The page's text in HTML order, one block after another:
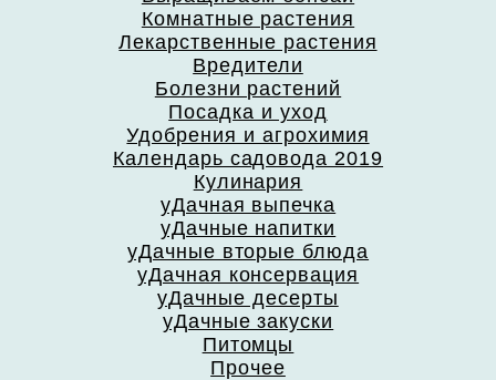
Комнатные растения
Лекарственные растения
Вредители
Болезни растений
Посадка и уход
Удобрения и агрохимия
Календарь садовода 2019
Кулинария
уДачная выпечка
уДачные напитки
уДачные вторые блюда
уДачная консервация
уДачные десерты
уДачные закуски
Питомцы
Прочее